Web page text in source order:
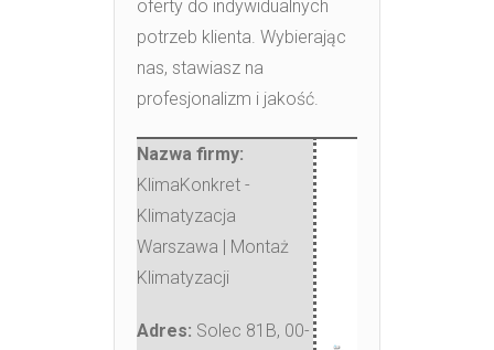
oferty do indywidualnych
potrzeb klienta. Wybierając
nas, stawiasz na
profesjonalizm i jakość.
Nazwa firmy:
KlimaKonkret -
Klimatyzacja
Warszawa | Montaż
Klimatyzacji
Adres: Solec 81B, 00-